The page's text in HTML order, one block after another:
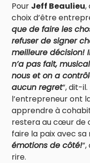
Pour Jeff Beaulieu,
choix d’être
que de faire les
refuser de signer
meilleure décision!
n’a pas fait,
nous et on a
aucun regret”, dit-
l’entrepreneur ont
apprendre à
restera au cœur de
faire la paix avec sa
émotions de côté!
rire.